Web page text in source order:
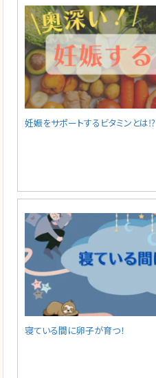
妊娠をサポートするビタミンとは⁉️
寝ている間に卵子が育つ！